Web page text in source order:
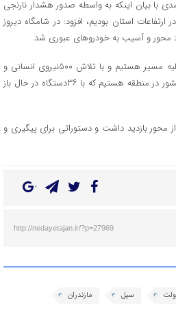
با بیان اینکه به واسطه صدور هشدار نارنجی
استان بودیم، افزود: در شامگاه دیروز
محور و آسیب به خودروهای عبوری شد.
وی اضافه کرد: از دیشب در حال تخلیه مسیر هستیم و با تلاش ۵۰۰نیروی انسانی و
خدماتی و مسلح و همکاری وزارت کشور در منطقه هستیم که با ۳۶دستگاه در حال باز
از محور بازدید داشت و دستوراتی برای پیگیری و
http://nedayetajan.ir/?p=27969
سیل
مازندران